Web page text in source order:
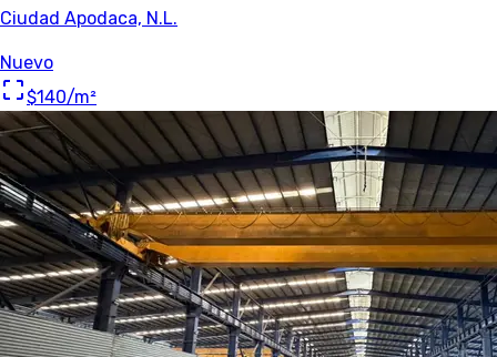
Ciudad Apodaca, N.L.
Nuevo
$140/m²